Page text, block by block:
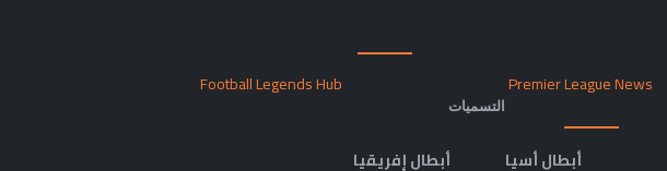
Premier League News
Football Legends Hub
التسميات
أبطال أسيا أبطال إفريقيا